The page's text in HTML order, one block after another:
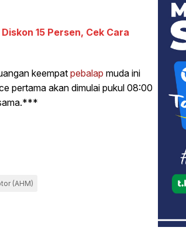
15 Persen, Cek Cara
keempatpebalap muda ini
pertama akan dimulai pukul 08:00
(AHM)